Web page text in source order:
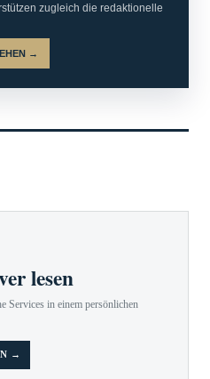
zugleich die redaktionelle
→
lesen
Services in einem persönlichen
→